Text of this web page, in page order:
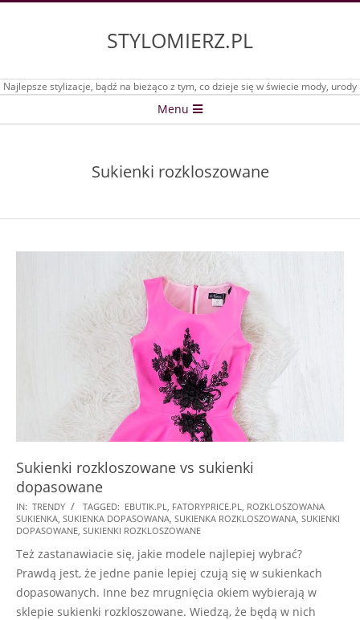
STYLOMIERZ.PL
Najlepsze stylizacje, bądź na bieżąco z tym, co dzieje się w świecie mody, urody
Menu
Sukienki rozkloszowane
Sukienki rozkloszowane vs sukienki
dopasowane
2018-
10-
IN: TRENDY TAGGED: EBUTIK.PL FATORYPRICE.PL
ROZKLOSZOWANA
SUKIENKA SUKIENKA DOPASOWANA SUKIENKA ROZKLOSZOWANA SUKIENKI
DOPASOWANE SUKIENKI ROZKLOSZOWANE
Też zastanawiacie się, jakie modele najlepiej wybrać?
Prawdą jest, że jedne panie lepiej czują się w sukienkach
dopasowanych. Inne bez mrugnięcia okiem wybierają w
sklepie sukienki rozkloszowane. Wiedzą, że będą w nich